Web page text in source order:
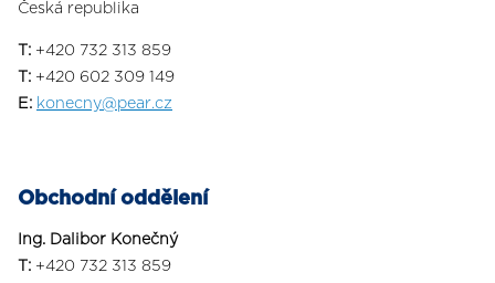
Česká republika
T: +420 732 313 859
T: +420 602 309 149
E: konecny@pear.cz
Obchodní oddělení
Ing. Dalibor Konečný
T: +420 732 313 859